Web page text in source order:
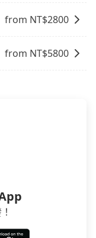
的車款，如果人
九人座可供選
凹的車門仍未被
用時還是有其區
下車地點仍有段
顯得非常不便。
from NT$2800
from NT$5800